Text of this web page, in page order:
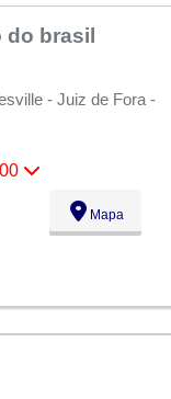
do brasil
- Juiz de Fora -
Mapa